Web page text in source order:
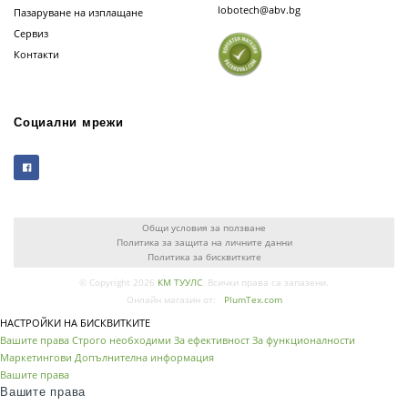
Пазаруване на изплащане
Сервиз
Контакти
lobotech@abv.bg
Социални мрежи
Общи условия за ползване
Политика за защита на личните данни
Политика за бисквитките
© Copyright 2026 КМ ТУУЛС. Всички права са запазени.
Онлайн магазин от:
PlumTex.com
НАСТРОЙКИ НА БИСКВИТКИТЕ
Вашите права Строго необходими За ефективност За функционалности
Маркетингови Допълнителна информация
Вашите права
Вашите права